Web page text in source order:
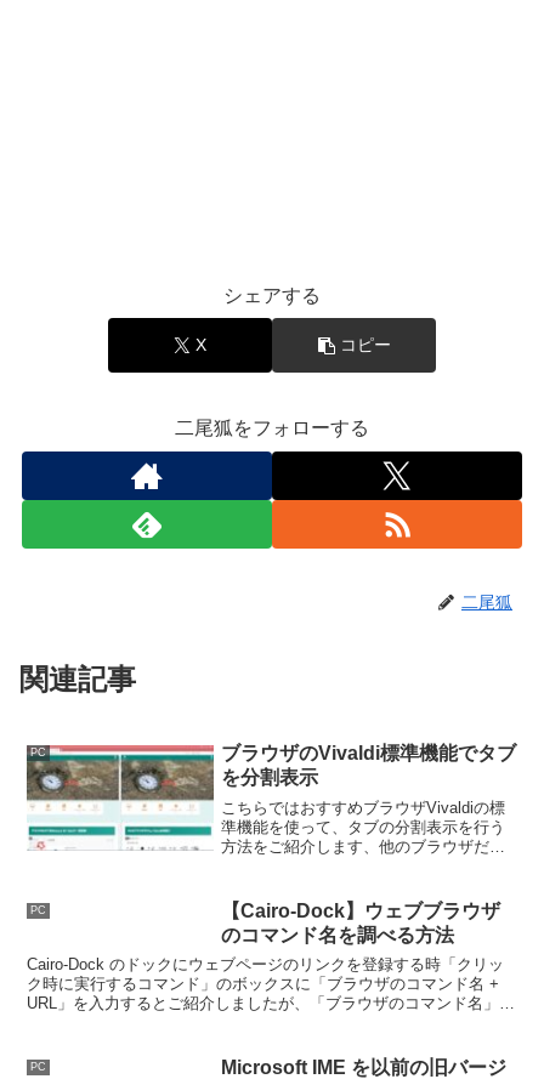
シェアする
X コピー
二尾狐をフォローする
二尾狐
関連記事
PC
ブラウザのVivaldi標準機能でタブ
を分割表示
こちらではおすすめブラウザVivaldiの標
準機能を使って、タブの分割表示を行う
方法をご紹介します、他のブラウザだと
出来る項目が非常に多いおすすめのブラ
ウザです。
PC
【Cairo-Dock】ウェブブラウザ
のコマンド名を調べる方法
Cairo-Dock のドックにウェブページのリンクを登録する時「クリッ
ク時に実行するコマンド」のボックスに「ブラウザのコマンド名 +
URL」を入力するとご紹介しましたが、「ブラウザのコマンド名」が
PC
Microsoft IME を以前の旧バージ